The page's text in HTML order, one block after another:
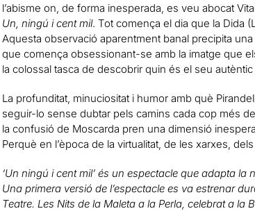
l’abisme on, de forma inesperada, es veu abocat
Un, ningú i cent mil. Tot comença el dia que la Dida
Aquesta observació aparentment banal precipita
que comença obsessionant-se amb la imatge que
la colossal tasca de descobrir quin és el seu
La profunditat, minuciositat i humor amb què
seguir-lo sense dubtar pels camins cada cop més
la confusió de Moscarda pren una dimensió
Perquè en l’època de la virtualitat, de les xarxes,
‘Un ningú i cent mil’ és un espectacle que adapta la
Una primera versió de l’espectacle es va estrenar
Teatre. Les Nits de la Maleta a la Perla, celebrat a la